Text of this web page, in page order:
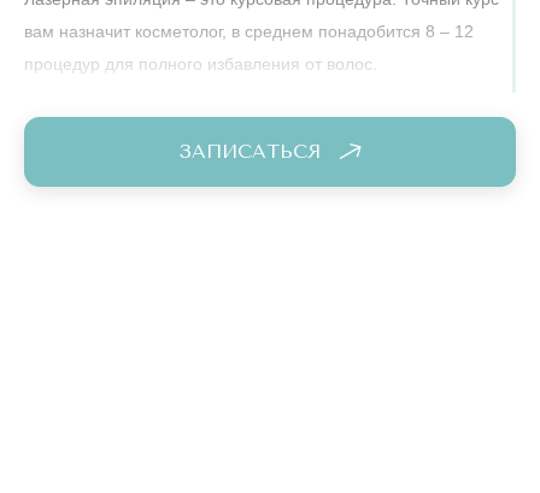
вам назначит косметолог, в среднем понадобится 8 – 12
процедур для полного избавления от волос.
делают профессионально и недорого в нашей клинике
«Подружки» в Саратове:
ЗАПИСАТЬСЯ